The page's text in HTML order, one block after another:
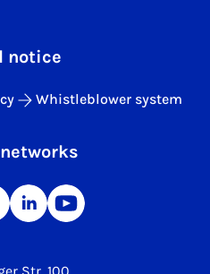
notice
Whistleblower system